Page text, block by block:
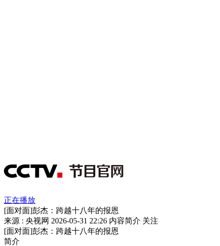
正在播放
[面对面]彭杰：跨越十八年的报恩
来源 : 央视网 2026-05-31 22:26 内容简介 关注
[面对面]彭杰：跨越十八年的报恩
简介